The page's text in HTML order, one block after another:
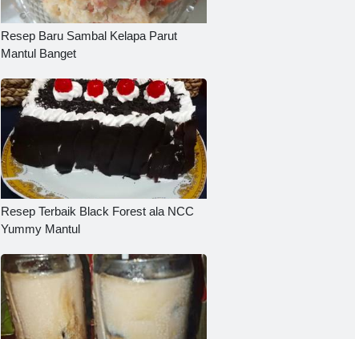
Resep Baru Sambal Kelapa Parut
Mantul Banget
Resep Terbaik Black Forest ala NCC
Yummy Mantul